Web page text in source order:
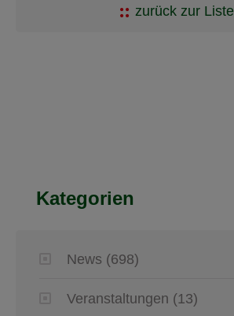
zurück zur Liste
Kategorien
News (698)
Veranstaltungen (13)